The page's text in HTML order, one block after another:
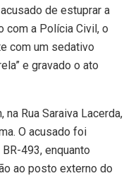
de estuprar a
com a Polícia Civil, o
com um sedativo
e gravado o ato
Rua Saraiva Lacerda,
O acusado foi
493, enquanto
ao posto externo do